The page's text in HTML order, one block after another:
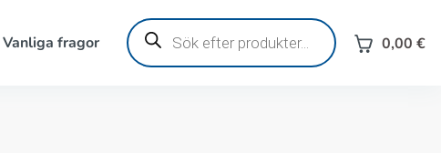
Vanliga fragor
Produktsökning
0,00 €